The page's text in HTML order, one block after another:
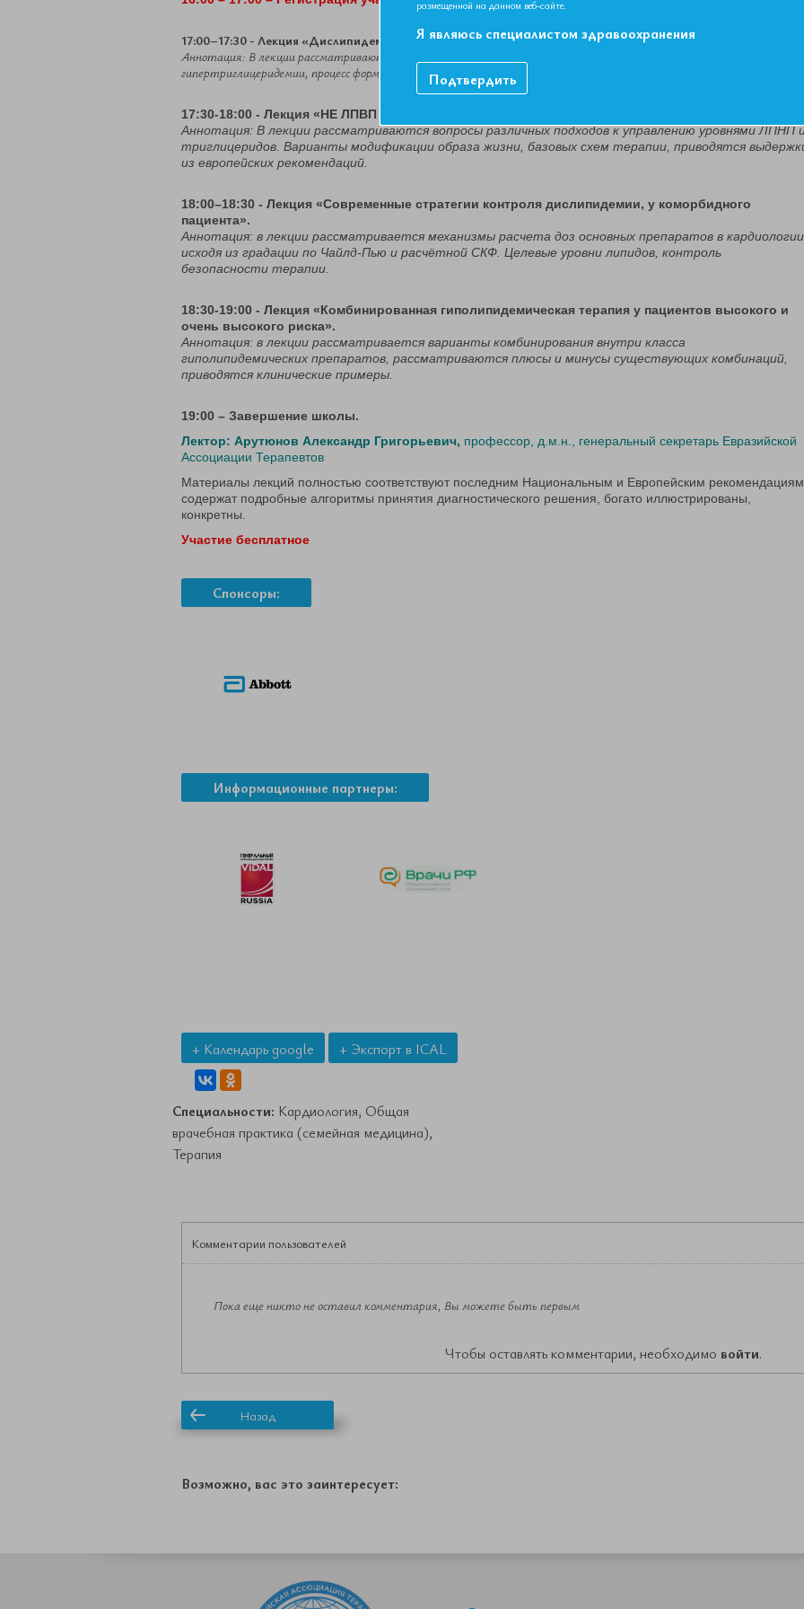
17:00–17:30 - Лекция «Дислипидемия как основа сердечно-сосудистой коморидности»
Аннотация: В лекции рассматриваются вопросы различных вариантов дислипидемического процесса, вопросы
гипертриглицеридемии, процесс формирования атеросклеротического процесса.
17:30-18:00 - Лекция «НЕ ЛПВП подход в управлении рисками пациента с гиперлипидемией».
Аннотация: В лекции рассматриваются вопросы различных подходов к управлению уровнями ЛПНП
триглицеридов. Варианты модификации образа жизни, базовых схем терапии, приводятся
из европейских рекомендаций.
18:00–18:30 - Лекция «Современные стратегии контроля дислипидемии, у коморбидного
пациента».
Аннотация: в лекции рассматривается механизмы расчета доз основных препаратов в
исходя из градации по Чайлд-Пью и расчётной СКФ. Целевые уровни липидов, контроль
безопасности терапии.
18:30-19:00 - Лекция «Комбинированная гиполипидемическая терапия у пациентов высокого и
очень высокого риска».
Аннотация: в лекции рассматривается варианты комбинирования внутри класса
гиполипидемических препаратов, рассматриваются плюсы и минусы существующих комбинаций,
приводятся клинические примеры.
19:00 – Завершение школы.
Лектор: Арутюнов Александр Григорьевич, профессор, д.м.н., генеральный секретарь Евразийской
Ассоциации Терапевтов
Материалы лекций полностью соответствуют последним Национальным и Европейским
содержат подробные алгоритмы принятия диагностического решения, богато иллюстрированы,
конкретны.
Участие бесплатное
Спонсоры:
Информационные партнеры:
+ Календарь google + Экспорт в ICAL
Специальности: Кардиология, Общая
врачебная практика (семейная медицина),
Терапия
Комментарии пользователей
Пока еще никто не оставил комментария, Вы можете быть первым
Чтобы оставлять комментарии, необходимо войти.
Назад
Возможно, вас это заинтересует:
размещенной на данном веб-сайте.
Я являюсь специалистом здравоохранения
Подтвердить